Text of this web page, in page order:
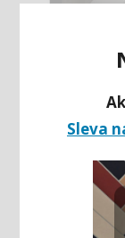
Sleva